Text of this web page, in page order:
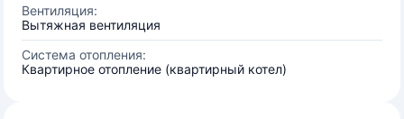
Вентиляция:
Вытяжная вентиляция
Система отопления:
Квартирное отопление (квартирный котел)